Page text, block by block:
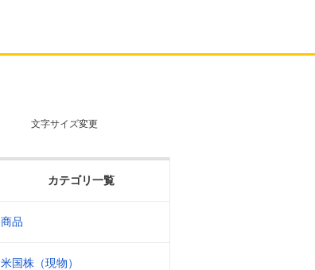
文字サイズ変更
カテゴリ一覧
商品
米国株（現物）